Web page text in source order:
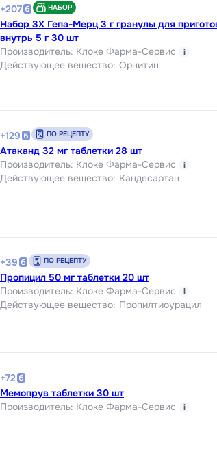
+207 НАБОР
Набор 3Х Гепа-Мерц 3 г гранулы для
внутрь 5 г 30 шт
Производитель: Клоке Фарма-Сервис i
Действующее вещество: Орнитин
+129 ПО РЕЦЕПТУ
Атаканд 32 мг таблетки 28 шт
Производитель: Клоке Фарма-Сервис i
Действующее вещество: Кандесартан
+39 ПО РЕЦЕПТУ
Пропицил 50 мг таблетки 20 шт
Производитель: Клоке Фарма-Сервис i
Действующее вещество: Пропилтиоурацил
+72
Мемопрув таблетки 30 шт
Производитель: Клоке Фарма-Сервис i